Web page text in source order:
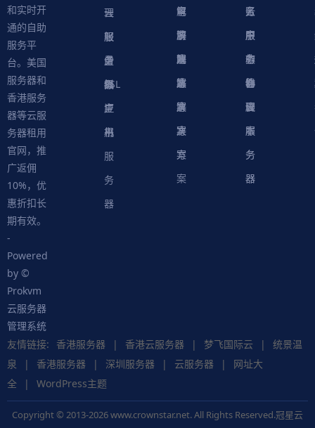
和实时开
通的自助
服务平
台。美国
服务器和
香港服务
器等云服
务器租用
官网，推
广返佣
10%，优
惠折扣长
期有效。
-
Powered
by ©
Prokvm
云服务器
管理系统
理
服
务
器
云
服
务
器
轻
量
级
应
用
服
务
器
虚
拟
主
机
SSL
证
书
解
决
方
案
育
解
决
方
案
电
商
解
决
方
案
游
戏
解
决
方
案
网
站
解
决
方
案
云
服
务
器
务
中
心
账
户
中
心
服
务
协
议
软
件
脚
本
物
理
服
务
器
云
服
务
器
友情链接: 香港服务器 | 香港云服务器 | 梦飞国际云 |
统景温
泉
| 香港服务器 | 深圳服务器 | 云服务器 |
网址大
全
| WordPress主题
Copyright © 2013-2026 www.crownstar.net. All Rights Reserved.冠星云